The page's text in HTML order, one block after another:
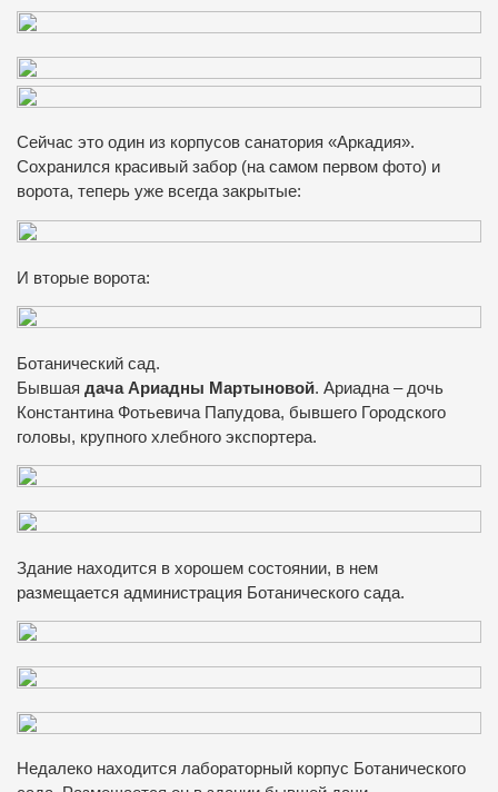
Сейчас это один из корпусов санатория «Аркадия».
Сохранился красивый забор (на самом первом фото) и
ворота, теперь уже всегда закрытые:
И вторые ворота:
Ботанический сад.
Бывшая дача Ариадны Мартыновой. Ариадна – дочь
Константина Фотьевича Папудова, бывшего Городского
головы, крупного хлебного экспортера.
Здание находится в хорошем состоянии, в нем
размещается администрация Ботанического сада.
Недалеко находится лабораторный корпус Ботанического